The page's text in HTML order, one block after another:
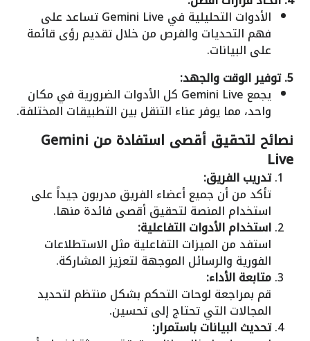
الأدوات التحليلية في Gemini Live تساعد على
فهم التحديات والفرص من خلال تقديم رؤى قائمة
على البيانات.
5. توفير الوقت والجهد:
يجمع Gemini Live كل الأدوات الضرورية في مكان
واحد، مما يوفر عناء التنقل بين التطبيقات المختلفة.
نصائح لتحقيق أقصى استفادة من Gemini
Live
تدريب الفريق:
تأكد من أن جميع أعضاء الفريق مدربون جيداً على
استخدام المنصة لتحقيق أقصى فائدة منها.
استخدام الأدوات التفاعلية:
استفد من الميزات التفاعلية مثل الاستطلاعات
الفورية والرسائل الموجهة لتعزيز المشاركة.
متابعة الأداء:
قم بمراجعة لوحات التحكم بشكل منتظم لتحديد
المجالات التي تحتاج إلى تحسين.
تحديث البيانات باستمرار: